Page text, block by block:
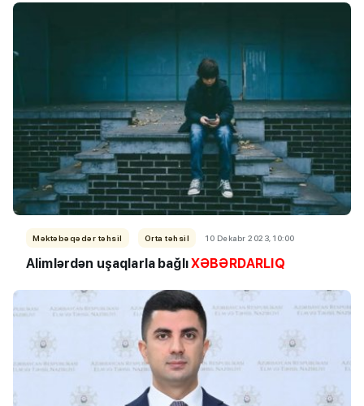
Məktəbəqədər təhsil Orta təhsil 10 Dekabr 2023, 10:00
Alimlərdən uşaqlarla bağlıXƏBƏRDARLIQ